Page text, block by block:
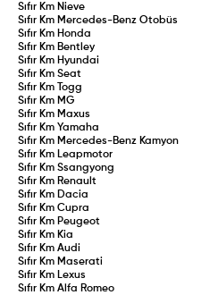
Sıfır Km Nieve
Sıfır Km Mercedes-Benz Otobüs
Sıfır Km Honda
Sıfır Km Bentley
Sıfır Km Hyundai
Sıfır Km Seat
Sıfır Km
Togg
Sıfır Km MG
Sıfır Km Maxus
Sıfır Km Yamaha
Sıfır Km Mercedes-Benz Kamyon
Sıfır Km Leapmotor
Sıfır Km Ssangyong
Sıfır Km Renault
Sıfır Km Dacia
Sıfır Km Cupra
Sıfır Km Peugeot
Sıfır Km Kia
Sıfır Km Audi
Sıfır Km Maserati
Sıfır Km Lexus
Sıfır Km Alfa Romeo